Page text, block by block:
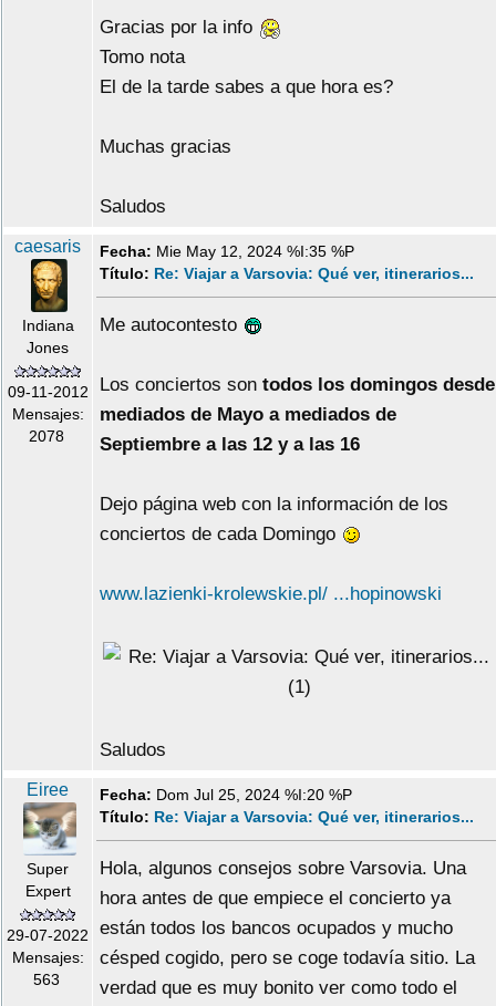
Gracias por la info
Tomo nota
El de la tarde sabes a que hora es?
Muchas gracias
Saludos
caesaris
Indiana
Jones
09-11-2012
Mensajes:
2078
Fecha: Mie May 12, 2024 %I:35 %P
Título: Re: Viajar a Varsovia: Qué ver, itinerarios...
Me autocontesto
Los conciertos son todos los domingos desde
mediados de Mayo a mediados de
Septiembre a las 12 y a las 16
Dejo página web con la información de los
conciertos de cada Domingo
www.lazienki-krolewskie.pl/ ...hopinowski
Saludos
Eiree
Super
Expert
29-07-2022
Mensajes:
563
Fecha: Dom Jul 25, 2024 %I:20 %P
Título: Re: Viajar a Varsovia: Qué ver, itinerarios...
Hola, algunos consejos sobre Varsovia. Una
hora antes de que empiece el concierto ya
están todos los bancos ocupados y mucho
césped cogido, pero se coge todavía sitio. La
verdad que es muy bonito ver como todo el